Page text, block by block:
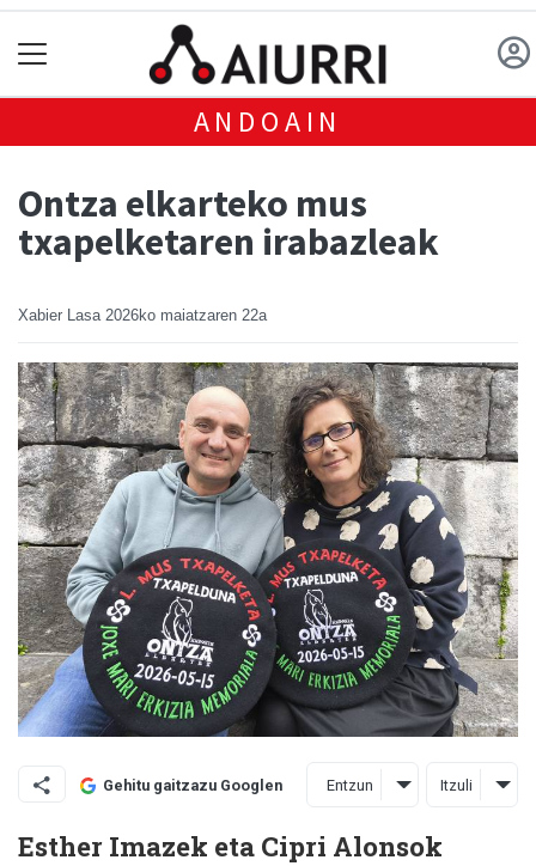
ANDOAIN
Ontza elkarteko mus
txapelketaren irabazleak
Xabier Lasa 2026ko maiatzaren 22a
Gehitu gaitzazu Googlen Entzun Itzuli
Esther Imazek eta Cipri Alonsok